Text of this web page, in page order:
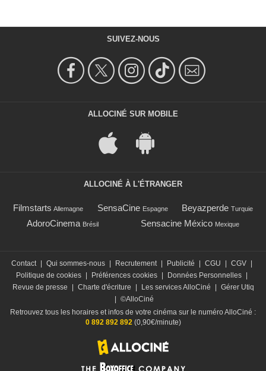
SUIVEZ-NOUS
ALLOCINÉ SUR MOBILE
ALLOCINÉ À L'ÉTRANGER
Filmstarts Allemagne SensaCine Espagne Beyazperde Turquie
AdoroCinema Brésil Sensacine México Mexique
Contact Qui sommes-nous Recrutement Publicité CGU CGV
Politique de cookies
Préférences cookies Données Personnelles
Revue de presse
Charte d'écriture Les services AlloCiné
Gérer Utiq
©AlloCiné
Retrouvez tous les horaires et infos de votre cinéma sur le numéro AlloCiné :
0 892 892 892(0,90€/minute)